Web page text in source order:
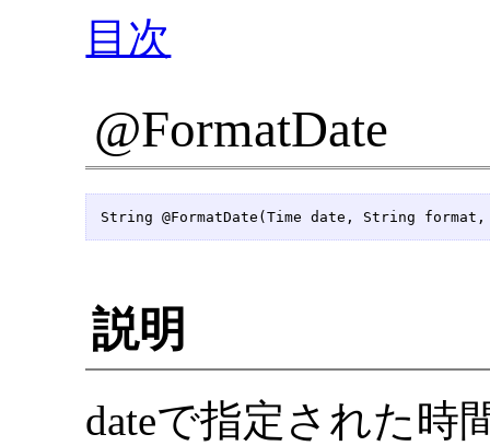
目次
@FormatDate
String @FormatDate(Time date, String format,
説明
dateで指定された時